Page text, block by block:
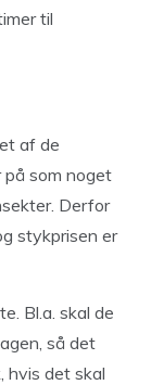
til
af de
som noget
Derfor
stykprisen er
Bl.a. skal de
så det
det skal